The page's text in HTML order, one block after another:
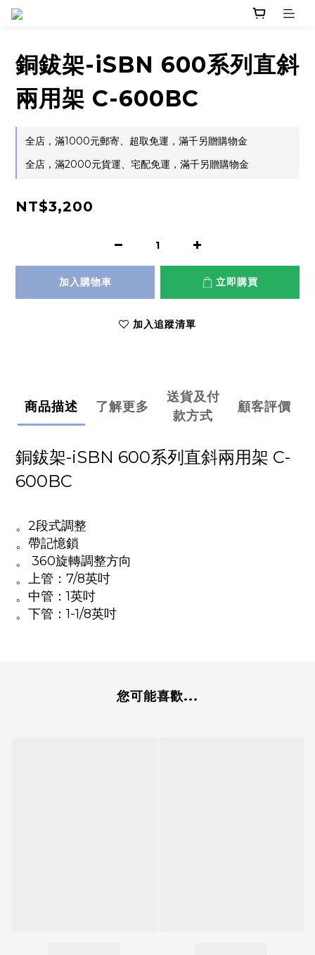
銅鈸架-iSBN 600系列直斜
兩用架 C-600BC
全店，滿1000元郵寄、超取免運，滿千另贈購物金
全店，滿2000元貨運、宅配免運，滿千另贈購物金
NT$3,200
加入購物車 立即購買
加入追蹤清單
商品描述 了解更多
送貨及付
款方式
顧客評價
銅鈸架-iSBN 600系列直斜兩用架 C-
600BC
。2段式調整
。帶記憶鎖
。 360旋轉調整方向
。上管：7/8英吋
。中管：1英吋
。下管：1-1/8英吋
您可能喜歡...